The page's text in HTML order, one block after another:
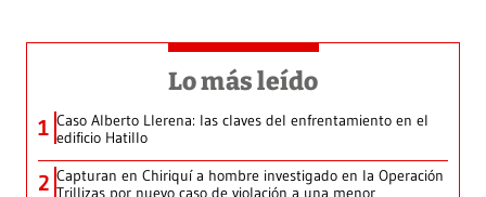
Lo más leído
1 Caso Alberto Llerena: las claves del enfrentamiento en el
edificio Hatillo
2 Capturan en Chiriquí a hombre investigado en la Operación
Trillizas por nuevo caso de violación a una menor